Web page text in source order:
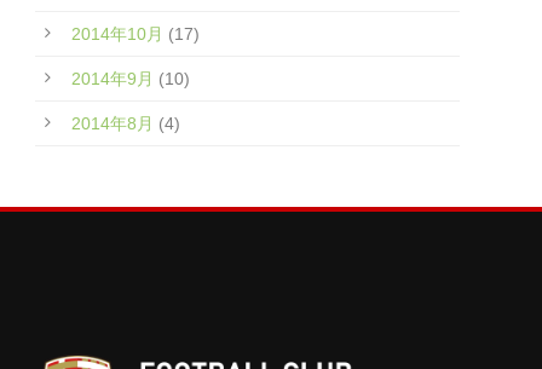
2014年10月 (17)
2014年9月 (10)
2014年8月 (4)